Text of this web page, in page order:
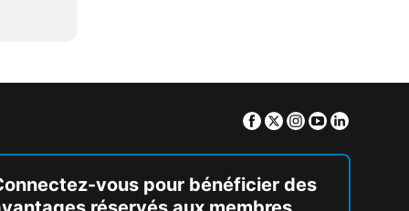
Facebook
TwitterInstagram
Youtube
vous pour bénéficier des